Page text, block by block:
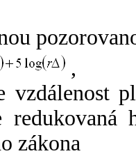
,
zákona